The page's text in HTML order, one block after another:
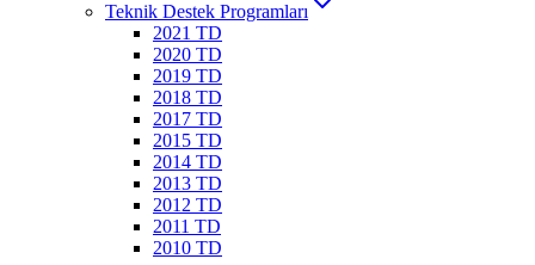
Teknik Destek Programları
2021 TD
2020 TD
2019 TD
2018 TD
2017 TD
2015 TD
2014 TD
2013 TD
2012 TD
2011 TD
2010 TD